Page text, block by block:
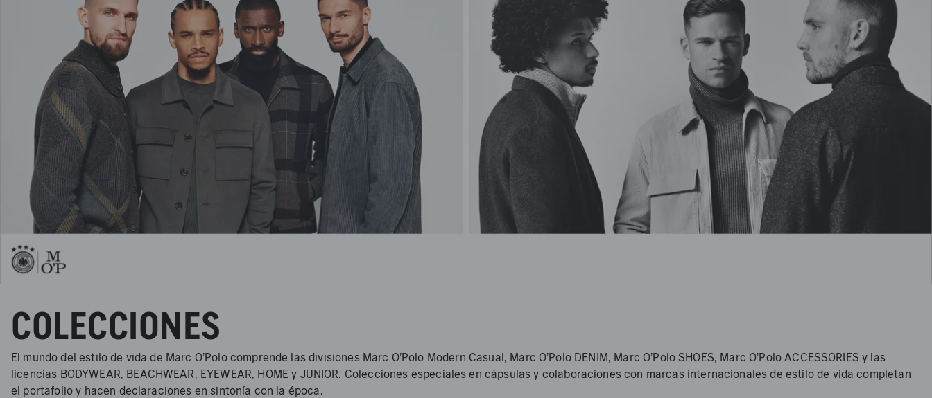
COLECCIONES
El mundo del estilo de vida de Marc O'Polo comprende las divisiones Marc O'Polo Modern Casual, Marc O'Polo DENIM, Marc O'Polo SHOES, Marc O'Polo ACCESSORIES y las
licencias BODYWEAR, BEACHWEAR, EYEWEAR, HOME y JUNIOR. Colecciones especiales en cápsulas y colaboraciones con marcas internacionales de estilo de vida completan
el portafolio y hacen declaraciones en sintonía con la época.